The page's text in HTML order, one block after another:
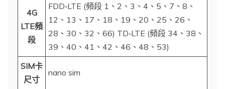
4G
LTE頻
段
FDD‑LTE (頻段 1、2、3、4、5、7、8、
12、13、17、18、19、20、25、26、
28、30、32、66) TD‑LTE (頻段 34、38、
39、40、41、42、46、48、53)
SIM卡
尺寸
nano sim